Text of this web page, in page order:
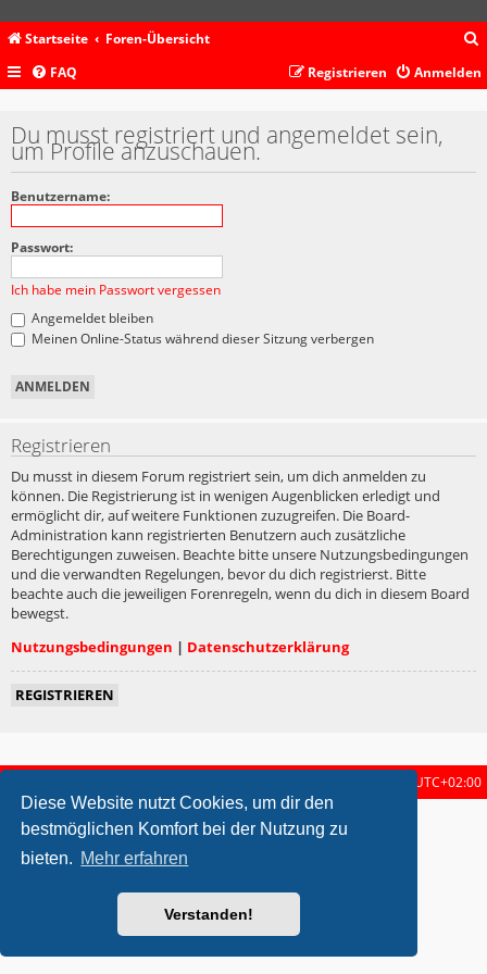
Diese Website nutzt Cookies, um dir den
bestmöglichen Komfort bei der Nutzung zu
bieten. Mehr erfahren
Verstanden!
Startseite Foren-Übersicht
c
FAQ Anmelden
Registrieren
Du musst registriert und angemeldet sein,
um Profile anzuschauen.
Benutzername:
Passwort:
Ich habe mein Passwort vergessen
Angemeldet bleiben
Meinen Online-Status während dieser Sitzung verbergen
Registrieren
Du musst in diesem Forum registriert sein, um dich anmelden zu
können. Die Registrierung ist in wenigen Augenblicken erledigt und
ermöglicht dir, auf weitere Funktionen zuzugreifen. Die Board-
Administration kann registrierten Benutzern auch zusätzliche
Berechtigungen zuweisen. Beachte bitte unsere Nutzungsbedingungen
und die verwandten Regelungen, bevor du dich registrierst. Bitte
beachte auch die jeweiligen Forenregeln, wenn du dich in diesem Board
bewegst.
Nutzungsbedingungen | Datenschutzerklärung
REGISTRIEREN
UTC+02:00
metrolike style by Eric Seguin Updated for phpBB3.2 by
Powered byphpBB ® Forum Software © phpBB Limited
Deutsche Übersetzung durch